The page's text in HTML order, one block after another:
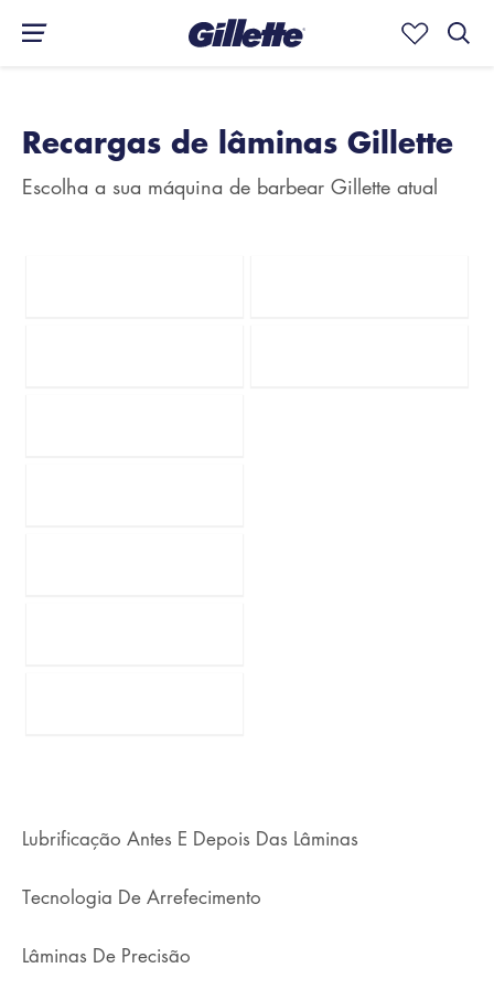
Recargas de lâminas Gillette
Escolha a sua máquina de barbear Gillette atual
Lubrificação Antes E Depois Das Lâminas
Tecnologia De Arrefecimento
Lâminas De Precisão